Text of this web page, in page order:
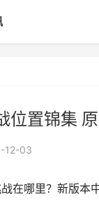
位置锦集
12-03
在哪里？新版本